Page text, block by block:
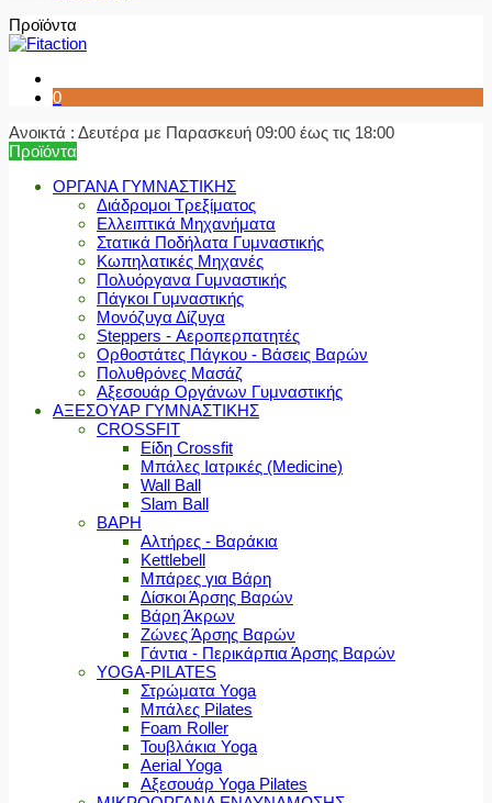
Προϊόντα
0
Ανοικτά : Δευτέρα με Παρασκευή 09:00 έως τις 18:00
Προϊόντα
ΟΡΓΑΝΑ ΓΥΜΝΑΣΤΙΚΗΣ
Διάδρομοι Τρεξίματος
Ελλειπτικά Μηχανήματα
Στατικά Ποδήλατα Γυμναστικής
Κωπηλατικές Μηχανές
Πολυόργανα Γυμναστικής
Πάγκοι Γυμναστικής
Μονόζυγα Δίζυγα
Steppers - Αεροπερπατητές
Ορθοστάτες Πάγκου - Βάσεις Βαρών
Πολυθρόνες Μασάζ
Αξεσουάρ Οργάνων Γυμναστικής
ΑΞΕΣΟΥΑΡ ΓΥΜΝΑΣΤΙΚΗΣ
CROSSFIT
Είδη Crossfit
Μπάλες Ιατρικές (Medicine)
Wall Ball
Slam Ball
ΒΑΡΗ
Αλτήρες - Βαράκια
Kettlebell
Μπάρες για Βάρη
Δίσκοι Άρσης Βαρών
Βάρη Άκρων
Ζώνες Άρσης Βαρών
Γάντια - Περικάρπια Άρσης Βαρών
YOGA-PILATES
Στρώματα Yoga
Μπάλες Pilates
Foam Roller
Τουβλάκια Yoga
Aerial Yoga
Αξεσουάρ Yoga Pilates